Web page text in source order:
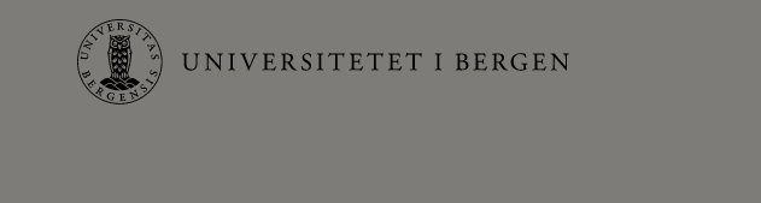
Hopp